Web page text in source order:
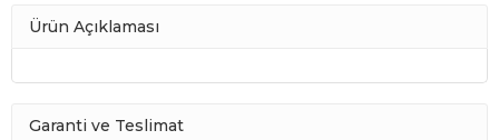
Ürün Açıklaması
Garanti ve Teslimat